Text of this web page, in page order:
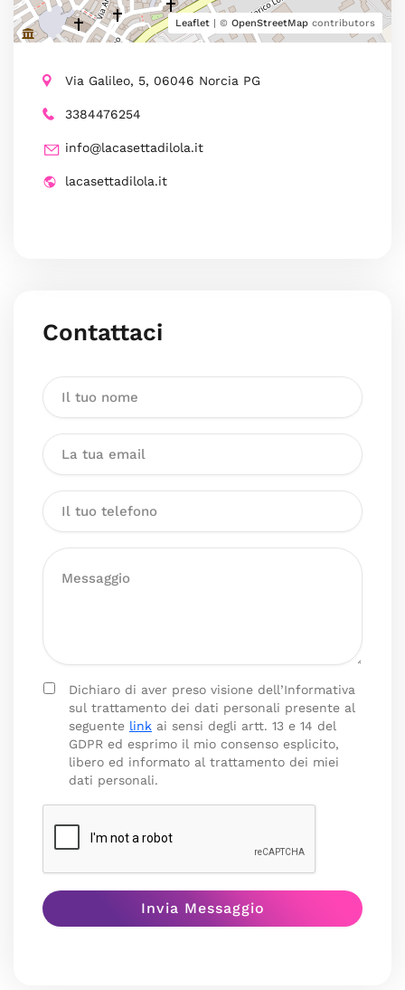
Leaflet | © OpenStreetMap contributors
Via Galileo, 5, 06046 Norcia PG
3384476254
info@lacasettadilola.it
lacasettadilola.it
Contattaci
Dichiaro di aver preso visione dell’Informativa
sul trattamento dei dati personali presente al
seguente link ai sensi degli artt. 13 e 14 del
GDPR ed esprimo il mio consenso esplicito,
libero ed informato al trattamento dei miei
dati personali.